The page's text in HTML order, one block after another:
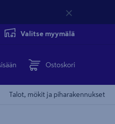
Valitse myymälä
Ostoskori
Talot, mökit ja piharakennukset